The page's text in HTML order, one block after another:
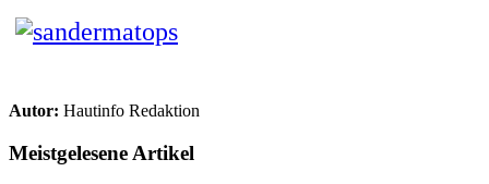
Autor: Hautinfo Redaktion
Meistgelesene Artikel